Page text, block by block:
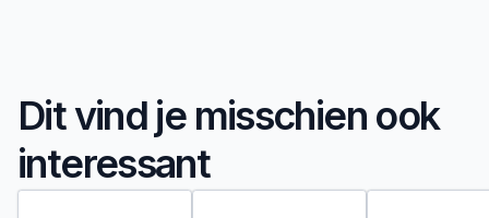
Dit vind je misschien ook
interessant